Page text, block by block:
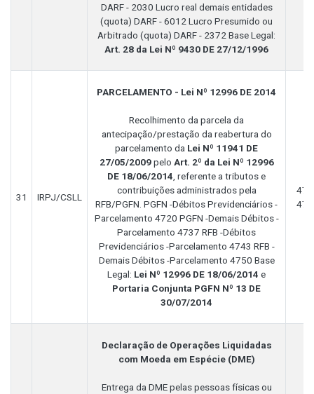
DARF - 2030 Lucro real demais entidades
(quota) DARF - 6012 Lucro Presumido ou
Arbitrado (quota) DARF - 2372 Base Legal:
Art. 28 da Lei Nº 9430 DE 27/12/1996
31 IRPJ/CSLL
PARCELAMENTO - Lei Nº 12996 DE 2014
Recolhimento da parcela da
antecipação/prestação da reabertura do
parcelamento da Lei Nº 11941 DE
27/05/2009pelo Art. 2º da Lei Nº 12996
DE 18/06/2014 , referente a tributos e
contribuições administrados pela
RFB/PGFN. PGFN -Débitos Previdenciários -
Parcelamento 4720 PGFN -Demais Débitos -
Parcelamento 4737 RFB -Débitos
Previdenciários -Parcelamento 4743 RFB -
Demais Débitos -Parcelamento 4750 Base
Legal: Lei Nº 12996 DE 18/06/2014 e
Portaria Conjunta PGFN Nº 13 DE
30/07/2014
Declaração de Operações Liquidadas
com Moeda em Espécie (DME)
Entrega da DME pelas pessoas físicas ou